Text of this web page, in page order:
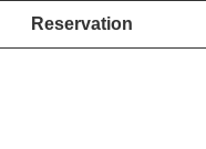
Reservation